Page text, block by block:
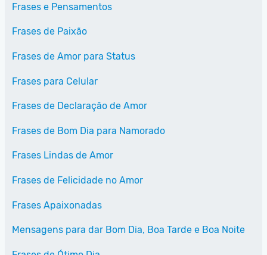
Frases e Pensamentos
Frases de Paixão
Frases de Amor para Status
Frases para Celular
Frases de Declaração de Amor
Frases de Bom Dia para Namorado
Frases Lindas de Amor
Frases de Felicidade no Amor
Frases Apaixonadas
Mensagens para dar Bom Dia, Boa Tarde e Boa Noite